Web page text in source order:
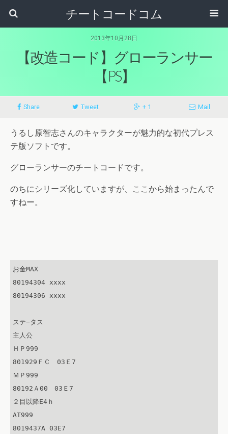
チートコードコム
2013年10月28日
【改造コード】グローランサー
【PS】
Share Tweet + 1 Mail
うるし原智志さんのキャラクターが魅力的な初代プレス
テ版ソフトです。
グローランサーのチートコードです。
のちにシリーズ化していますが、ここから始まったんで
すねー。
お金MAX
80194304 xxxx
80194306 xxxx
ステ−タス
主人公
ＨＰ999
801929ＦＣ　03Ｅ7
ＭＰ999
80192Ａ00　03Ｅ7
２目以降E4ｈ
AT999
8019437A 03E7